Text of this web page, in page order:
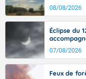
08/08/2026
Éclipse du
07/08/2026
Feux de